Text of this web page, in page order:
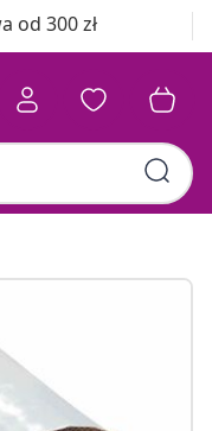
Darmowa dostawa od 300 zł